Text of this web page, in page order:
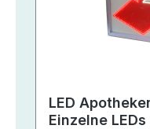
LED
Einzelne LEDs